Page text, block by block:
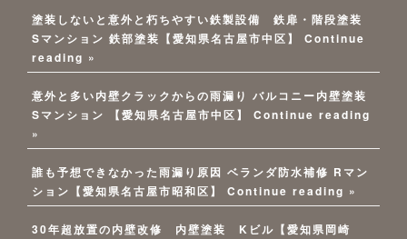
塗装しないと意外と朽ちやすい鉄製設備 鉄扉・階段塗装
Sマンション 鉄部塗装【愛知県名古屋市中区】
Continue
reading »
意外と多い内壁クラックからの雨漏り バルコニー内壁塗装
Sマンション 【愛知県名古屋市中区】
Continue reading
»
誰も予想できなかった雨漏り原因 ベランダ防水補修 Rマン
ション【愛知県名古屋市昭和区】
Continue reading »
30年超放置の内壁改修 内壁塗装 Kビル【愛知県岡崎